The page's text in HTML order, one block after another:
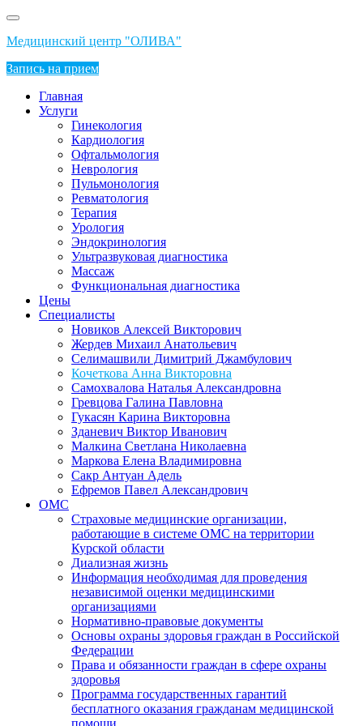
Перейти
содержимому
Медицинский центр "ОЛИВА"
Запись на прием
Главная
Услуги
Гинекология
Кардиология
Офтальмология
Неврология
Пульмонология
Ревматология
Терапия
Урология
Эндокринология
Ультразвуковая диагностика
Массаж
Функциональная диагностика
Цены
Специалисты
Новиков Алексей Викторович
Жердев Михаил Анатольевич
Селимашвили Димитрий Джамбулович
Кочеткова Анна Викторовна
Самохвалова Наталья Александровна
Гревцова Галина Павловна
Гукасян Карина Викторовна
Зданевич Виктор Иванович
Малкина Светлана Николаевна
Маркова Елена Владимировна
Сакр Антуан Адель
Ефремов Павел Александрович
ОМС
Страховые медицинские организации,
работающие в системе ОМС на территории
Курской области
Диализная жизнь
Информация необходимая для проведения
независимой оценки медицинскими
организациями
Нормативно-правовые документы
Основы охраны здоровья граждан в Российской
Федерации
Права и обязанности граждан в сфере охраны
здоровья
Программа государственных гарантий
бесплатного оказания гражданам медицинской
помощи